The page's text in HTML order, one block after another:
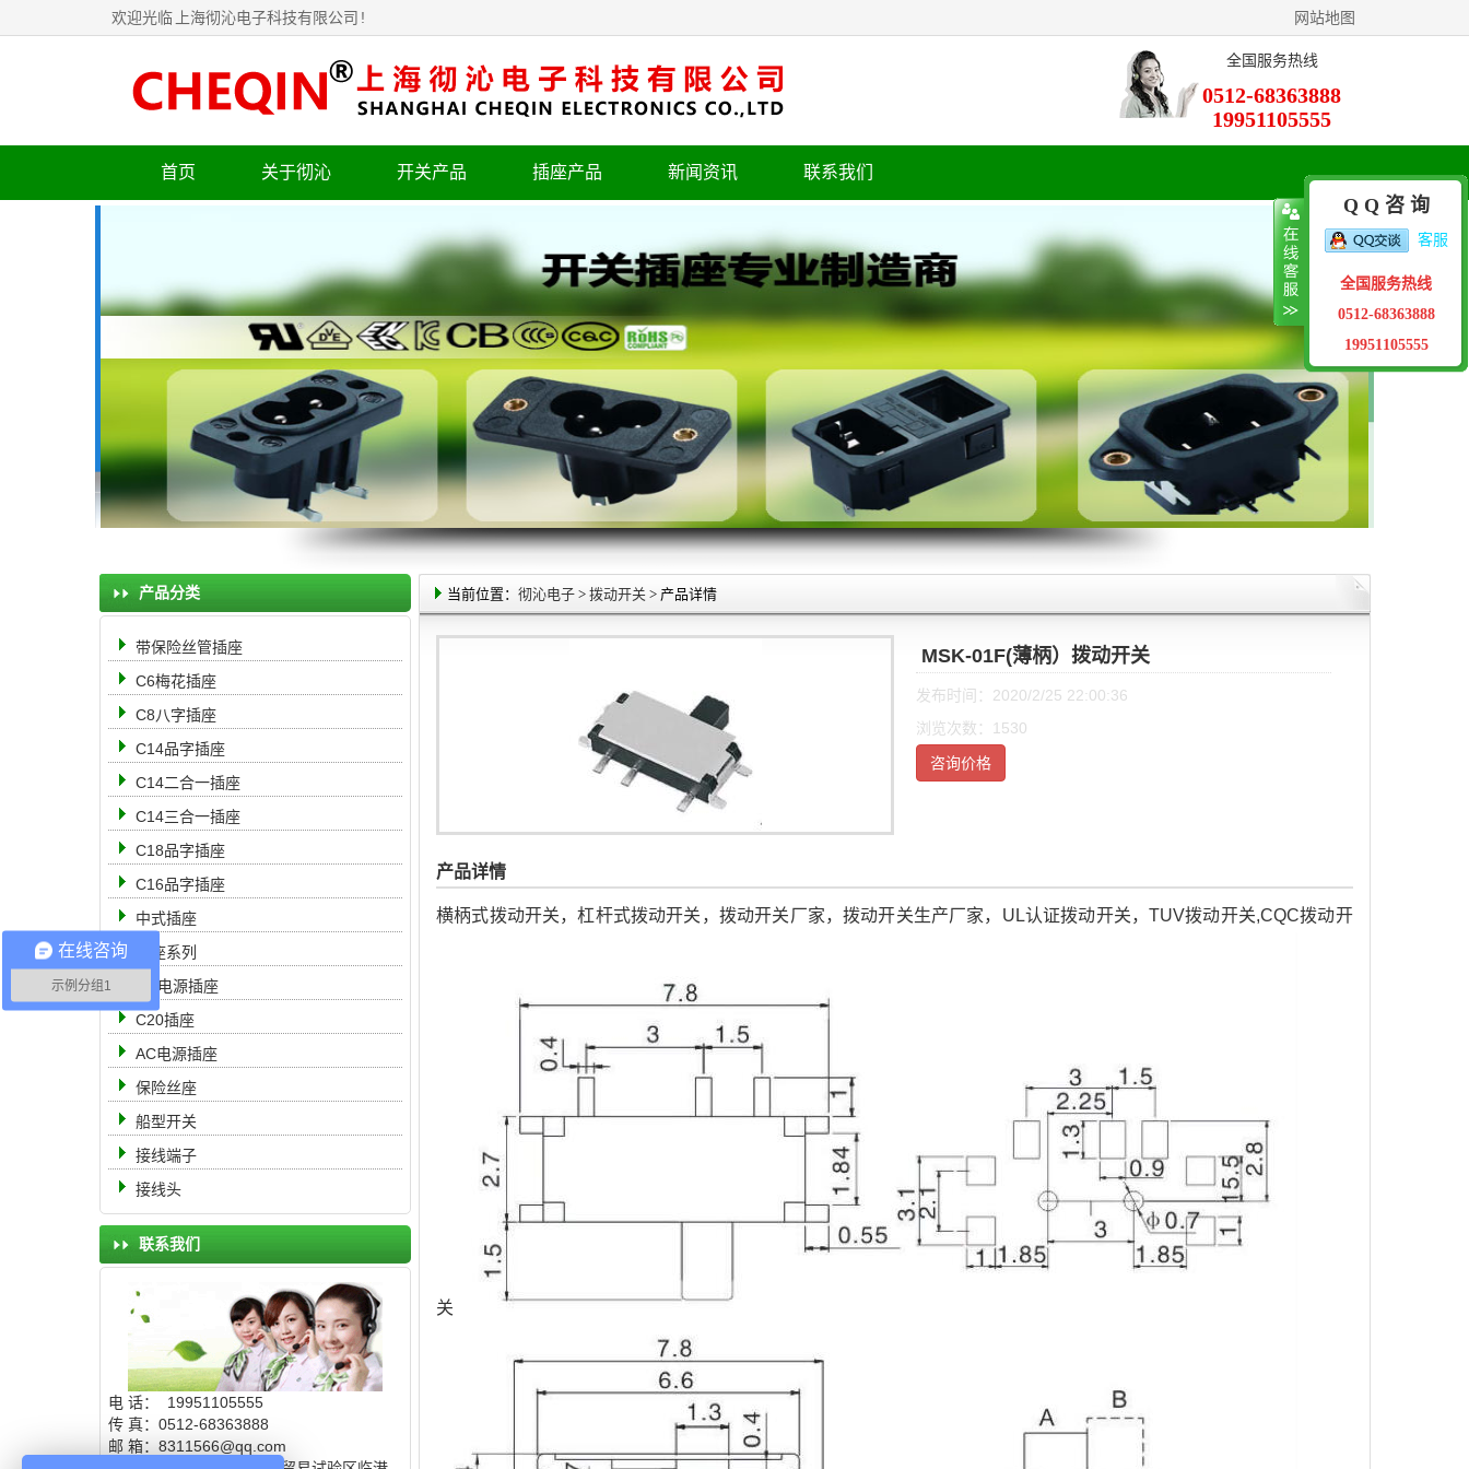
欢迎光临 上海彻沁电子科技有限公司 ! 网站地图
全国服务热线
0512-68363888
19951105555
首页 关于彻沁 开关产品 插座产品 新闻资讯 联系我们
产品分类
带保险丝管插座
C6梅花插座
C8八字插座
C14品字插座
C14二合一插座
C14三合一插座
C18品字插座
C16品字插座
中式插座
母座系列
DC电源插座
C20插座
AC电源插座
保险丝座
船型开关
接线端子
接线头
联系我们
电 话： 19951105555
传 真：0512-68363888
邮 箱：8311566@qq.com
当前位置： 彻沁电子 > 拨动开关 > 产品详情
MSK-01F(薄柄）拨动开关
发布时间：2020/2/25 22:00:36
浏览次数：1530
咨询价格
产品详情
横柄式拨动开关，杠杆式拨动开关，拨动开关厂家，拨动开关生产厂家，UL认证拨动开关，TUV拨动开关,CQC拨动开
关
Q Q 咨 询
客服
全国服务热线
0512-68363888
19951105555
在线咨询
示例分组1